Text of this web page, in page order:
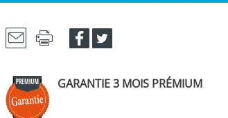
GARANTIE 3 MOIS PRÉMIUM